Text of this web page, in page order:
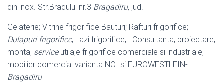
din inox. Str.Bradului nr.3 Bragadiru, jud.
Gelaterie; Vitrine frigorifice Bauturi; Rafturi frigorifice;
Dulapuri frigorifice; Lazi frigorifice, . Consultanta, proiectare,
montaj serviceutilaje frigorifice comerciale si industriale,
mobilier comercial varianta NOI si EUROWESTLEIN-
Bragadiru